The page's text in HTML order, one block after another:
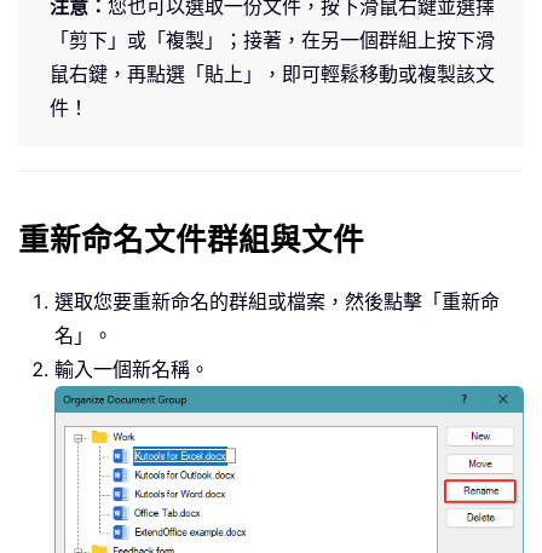
注意： 您也可以選取一份文件，按下滑鼠右鍵並選擇
「剪下」或「複製」；接著，在另一個群組上按下滑
鼠右鍵，再點選「貼上」，即可輕鬆移動或複製該文
件！
重新命名文件群組與文件
選取您要重新命名的群組或檔案，然後點擊「重新命
名」。
輸入一個新名稱。